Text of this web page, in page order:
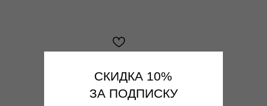
СКИДКА 10%
ЗА ПОДПИСКУ